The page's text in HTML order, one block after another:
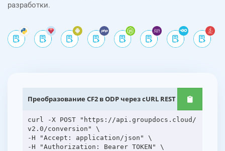
разработки.
Преобразование CF2 в ODP через cURL REST API
curl -X POST "https://api.groupdocs.cloud/
v2.0/conversion" \
-H "Accept: application/json" \
-H "Authorization: Bearer TOKEN" \